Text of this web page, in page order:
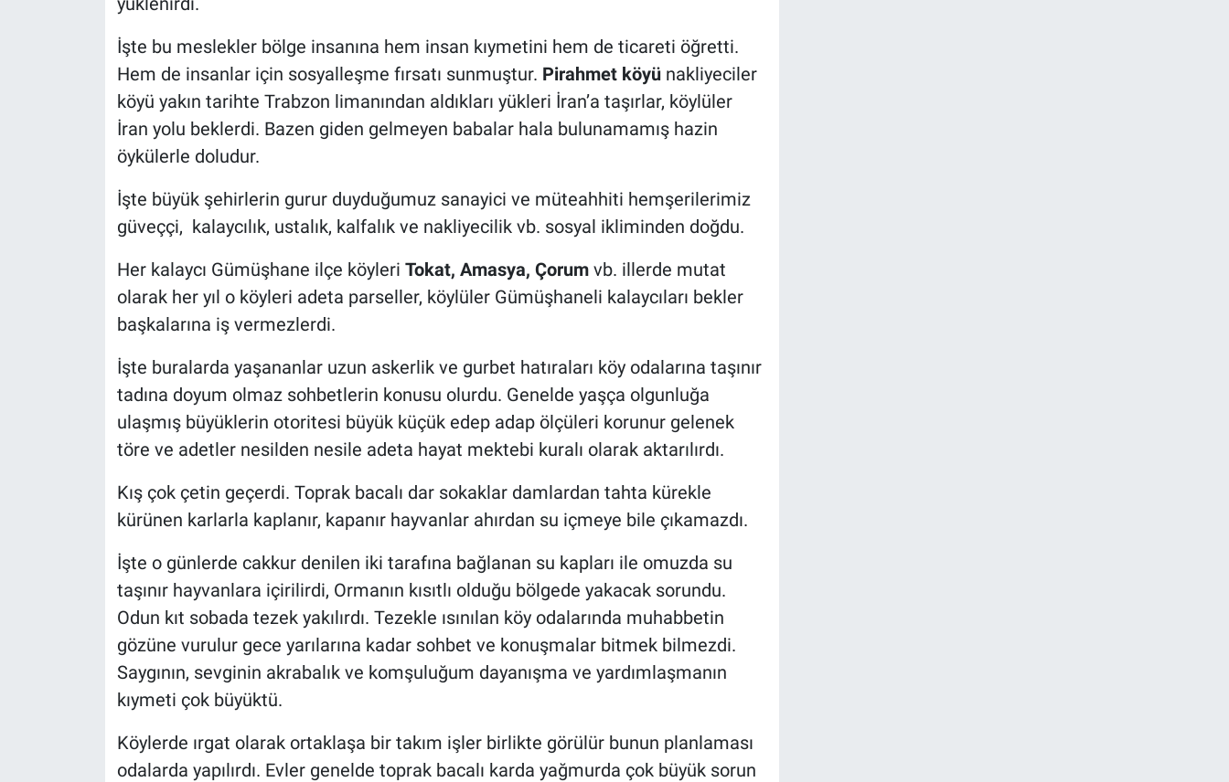
İşte bu meslekler bölge insanına hem insan kıymetini hem de ticareti öğretti.
Hem de insanlar için sosyalleşme fırsatı sunmuştur. Pirahmet köyünakliyeciler
köyü yakın tarihte Trabzon limanından aldıkları yükleri İran’a taşırlar, köylüler
İran yolu beklerdi. Bazen giden gelmeyen babalar hala bulunamamış hazin
öykülerle doludur.
İşte büyük şehirlerin gurur duyduğumuz sanayici ve müteahhiti hemşerilerimiz
güveççi, kalaycılık, ustalık, kalfalık ve nakliyecilik vb. sosyal ikliminden doğdu.
Her kalaycı Gümüşhane ilçe köyleri Tokat, Amasya, Çorumvb. illerde mutat
olarak her yıl o köyleri adeta parseller, köylüler Gümüşhaneli kalaycıları bekler
başkalarına iş vermezlerdi.
İşte buralarda yaşananlar uzun askerlik ve gurbet hatıraları köy odalarına taşınır
tadına doyum olmaz sohbetlerin konusu olurdu. Genelde yaşça olgunluğa
ulaşmış büyüklerin otoritesi büyük küçük edep adap ölçüleri korunur gelenek
töre ve adetler nesilden nesile adeta hayat mektebi kuralı olarak aktarılırdı.
Kış çok çetin geçerdi. Toprak bacalı dar sokaklar damlardan tahta kürekle
kürünen karlarla kaplanır, kapanır hayvanlar ahırdan su içmeye bile çıkamazdı.
İşte o günlerde cakkur denilen iki tarafına bağlanan su kapları ile omuzda su
taşınır hayvanlara içirilirdi, Ormanın kısıtlı olduğu bölgede yakacak sorundu.
Odun kıt sobada tezek yakılırdı. Tezekle ısınılan köy odalarında muhabbetin
gözüne vurulur gece yarılarına kadar sohbet ve konuşmalar bitmek bilmezdi.
Saygının, sevginin akrabalık ve komşuluğum dayanışma ve yardımlaşmanın
kıymeti çok büyüktü.
Köylerde ırgat olarak ortaklaşa bir takım işler birlikte görülür bunun planlaması
odalarda yapılırdı. Evler genelde toprak bacalı karda yağmurda çok büyük sorun